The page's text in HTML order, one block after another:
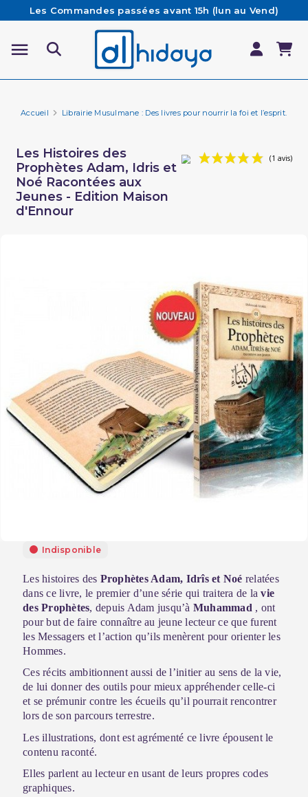
Les Commandes passées avant 15h (lun au Vend)
sont préparées et expédiées le jour même
Besoin d'aide ? Retrouvez notre FAQ
Livraison offerte à partir de 65€ d'achat*
Accueil Librairie Musulmane : Des livres pour nourrir la foi et l’esprit.
Les Histoires des
Prophètes Adam, Idris et
Noé Racontées aux
Jeunes - Edition Maison
d'Ennour
Indisponible
Les histoires des Prophètes Adam, Idrîs et Noé relatées
dans ce livre, le premier d’une série qui traitera de lavie
des Prophètes, depuis Adam jusqu’à Muhammad , ont
pour but de faire connaître au jeune lecteur ce que furent
les Messagers et l’action qu’ils menèrent pour orienter les
Hommes.
Ces récits ambitionnent aussi de l’initier au sens de la vie,
de lui donner des outils pour mieux appréhender celle-ci
et se prémunir contre les écueils qu’il pourrait rencontrer
lors de son parcours terrestre.
Les illustrations, dont est agrémenté ce livre épousent le
contenu raconté.
Elles parlent au lecteur en usant de leurs propres codes
graphiques.